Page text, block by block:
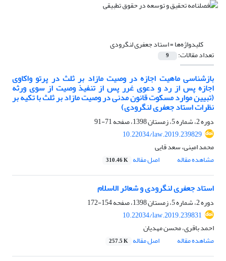
کلیدواژه‌ها =استاد جعفری لنگرودی
تعداد مقالات: 9
بازشناسی ماهیت اجازه در وصیت مازاد بر ثلث در پرتو واکاوی
اجازه پس از رد و دعوی غرر پس از تنفیذ وصیت از سوی ورثه
(تبیین موارد مسکوت قانون مدنی در وصیت مازاد بر ثلث با تکیه بر
نظرات استاد جعفری لنگرودی)
دوره 2، شماره 5، زمستان 1398، صفحه
71-91
10.22034/law.2019.239829
محمد امینی، سعد قایی
مشاهده مقاله
اصل مقاله 310.46 K
استاد جعفری لنگرودی و شعائر الاسلام
دوره 2، شماره 5، زمستان 1398، صفحه
154-172
10.22034/law.2019.239831
احمد باقری، محسن مهدیان
مشاهده مقاله
اصل مقاله 257.5 K